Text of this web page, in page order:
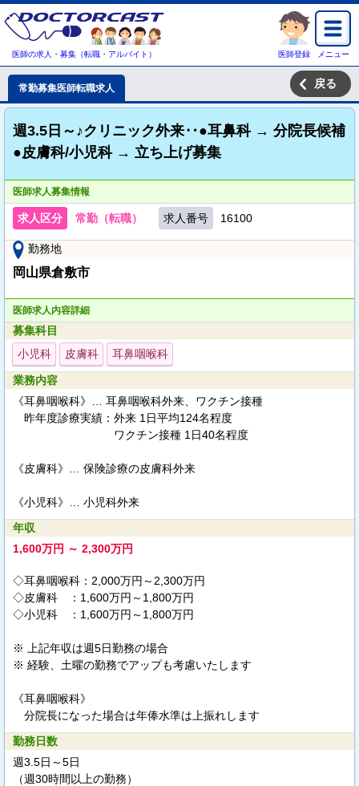
医師の求人・募集（転職・アルバイト） 医師登録 メニュー
常勤募集医師転職求人 戻る
週3.5日～♪クリニック外来‥●耳鼻科 → 分院長候補
●皮膚科/小児科 → 立ち上げ募集
医師求人募集情報
求人区分 常勤（転職） 求人番号 16100
勤務地
岡山県倉敷市
医師求人内容詳細
募集科目
小児科
皮膚科 耳鼻咽喉科
業務内容
《耳鼻咽喉科》… 耳鼻咽喉科外来、ワクチン接種
昨年度診療実績：外来 1日平均124名程度
ワクチン接種 1日40名程度
《皮膚科》… 保険診療の皮膚科外来
《小児科》… 小児科外来
年収
1,600万円 ～ 2,300万円
◇耳鼻咽喉科：2,000万円～2,300万円
◇皮膚科 ：1,600万円～1,800万円
◇小児科 ：1,600万円～1,800万円
※ 上記年収は週5日勤務の場合
※ 経験、土曜の勤務でアップも考慮いたします
《耳鼻咽喉科》
分院長になった場合は年俸水準は上振れします
勤務日数
週3.5日～5日
（週30時間以上の勤務）